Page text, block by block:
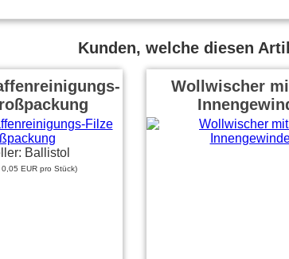
Kunden, welche diesen
Ballistol
EUR pro Stück)
Wollwischer